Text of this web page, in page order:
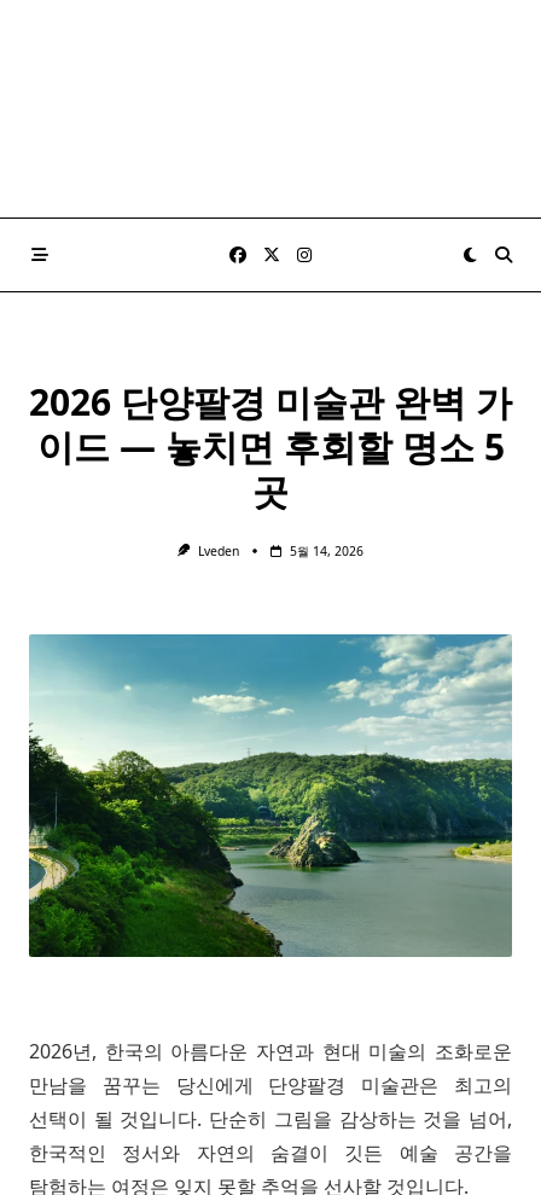
2026 단양팔경 미술관 완벽 가
이드 — 놓치면 후회할 명소 5
곳
Lveden 5월 14, 2026
2026년, 한국의 아름다운 자연과 현대 미술의 조화로운
만남을 꿈꾸는 당신에게 단양팔경 미술관은 최고의
선택이 될 것입니다. 단순히 그림을 감상하는 것을 넘어,
한국적인 정서와 자연의 숨결이 깃든 예술 공간을
탐험하는 여정은 잊지 못할 추억을 선사할 것입니다.